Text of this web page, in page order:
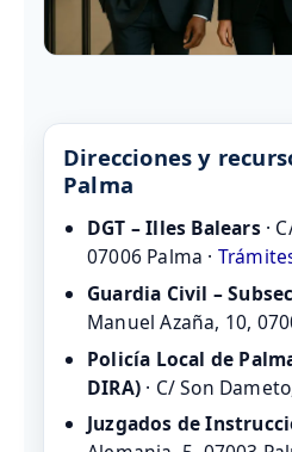
Direcciones y
Palma
DGT – Illes Balears·
07006 Palma ·
Guardia Civil –
Manuel Azaña, 10,
Policía Local de
DIRA) · C/ Son
Juzgados de